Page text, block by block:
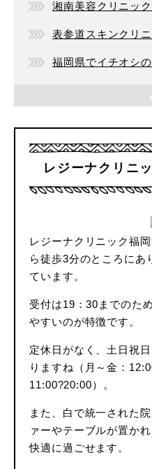
湘南美容クリニック
表参道スキンクリ
福岡県でイチオシ
レジーナクリニ
レジーナクリニック福
ら徒歩3分のところにあ
ています。
受付は19：30までのた
やすいのが特徴です。
定休日がなく、土日祝
りますね（月～金：
11:00?20:00）。
また、白で統一された
ァーやテーブルが置か
快適に過ごせます。